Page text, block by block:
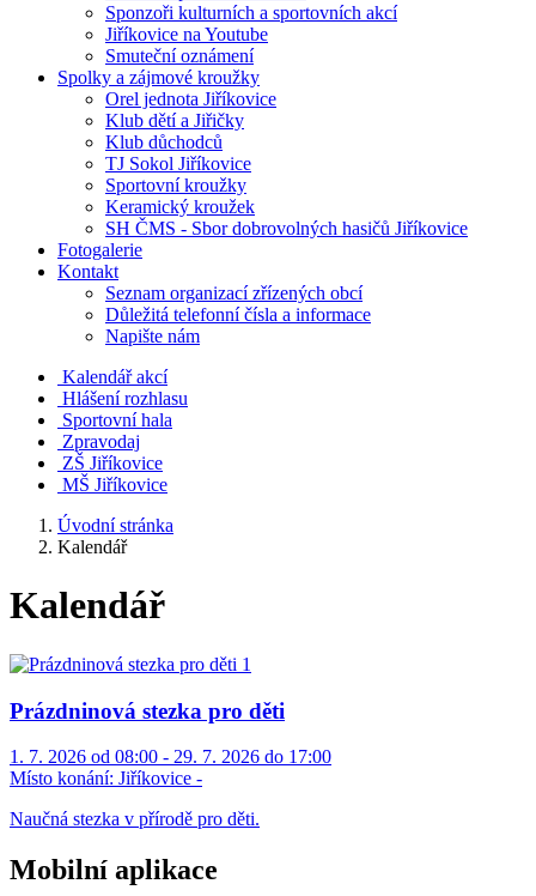
Sponzoři kulturních a sportovních akcí
Jiříkovice na Youtube
Smuteční oznámení
Spolky a zájmové kroužky
Orel jednota Jiříkovice
Klub dětí a Jiřičky
Klub důchodců
TJ Sokol Jiříkovice
Sportovní kroužky
Keramický kroužek
SH ČMS - Sbor dobrovolných hasičů Jiříkovice
Fotogalerie
Kontakt
Seznam organizací zřízených obcí
Důležitá telefonní čísla a informace
Napište nám
Kalendář akcí
Hlášení rozhlasu
Sportovní hala
Zpravodaj
ZŠ Jiříkovice
MŠ Jiříkovice
Úvodní stránka
Kalendář
Kalendář
Prázdninová stezka pro děti
1. 7. 2026 od 08:00 - 29. 7. 2026 do 17:00
Místo konání: Jiříkovice -
Naučná stezka v přírodě pro děti.
Mobilní aplikace